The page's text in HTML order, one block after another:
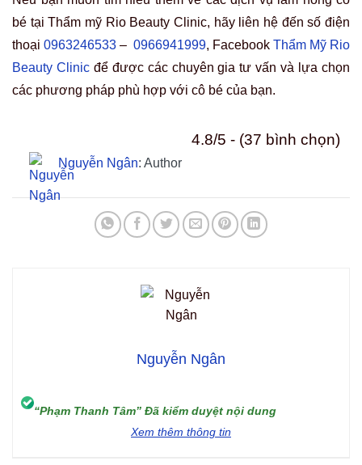
bé tại Thẩm mỹ Rio Beauty Clinic, hãy liên hệ đến số điện
thoại 0963246533 – 0966941999, Facebook Thẩm Mỹ Rio
Beauty Clinicđể được các chuyên gia tư vấn và lựa chọn
các phương pháp phù hợp với cô bé của bạn.
4.8/5 - (37 bình chọn)
Nguyễn Ngân: Author
Nguyễn Ngân
“Phạm Thanh Tâm” Đã kiểm duyệt nội dung
Xem thêm thông tin